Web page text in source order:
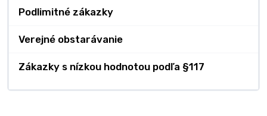
Podlimitné zákazky
Verejné obstarávanie
Zákazky s nízkou hodnotou podľa §117